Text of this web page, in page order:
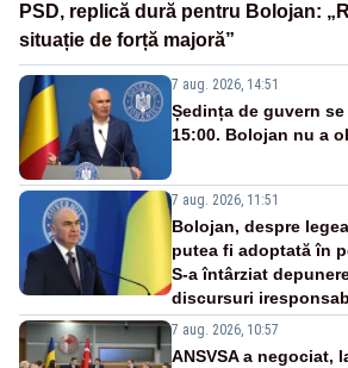
PSD, replică dură pentru Bolojan:
situație de forță majoră”
7 aug. 2026, 14:51
Ședința de guvern
15:00. Bolojan nu a
7 aug. 2026, 11:51
Bolojan, despre
putea fi adoptată în
S-a întârziat
discursuri
7 aug. 2026, 10:57
ANSVSA a negociat,